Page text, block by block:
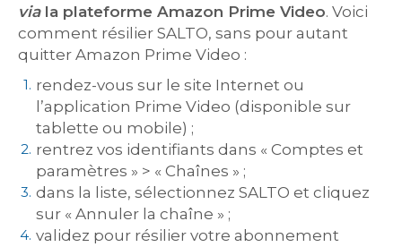
viala plateforme Amazon Prime Video. Voici
comment résilier SALTO, sans pour autant
quitter Amazon Prime Video :
rendez-vous sur le site Internet ou
l’application Prime Video (disponible sur
tablette ou mobile) ;
rentrez vos identifiants dans « Comptes et
paramètres » > « Chaînes » ;
dans la liste, sélectionnez SALTO et cliquez
sur « Annuler la chaîne » ;
validez pour résilier votre abonnement